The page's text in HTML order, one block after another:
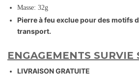
Masse: 32g
Pierre à feu exclue pour des motifs
transport.
ENGAGEMENTS SURVIE
LIVRAISON GRATUITE